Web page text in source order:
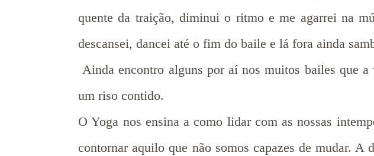
quente da traição, diminui o ritmo e me agarrei na
descansei, dancei até o fim do baile e lá fora ainda
Ainda encontro alguns por aí nos muitos bailes que
um riso contido.
O Yoga nos ensina a como lidar com as nossas
contornar aquilo que não somos capazes de mudar.